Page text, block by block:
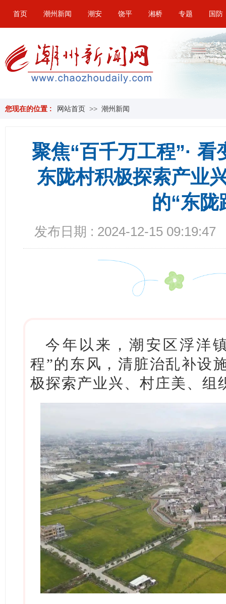
首页 潮州新闻 潮安 饶平 湘桥 专题 国防
您现在的位置 : 网站首页 >> 潮州新闻
聚焦“百千万工程”·
东陇村积极探索产业
的“东陇
发布日期 : 2024-12-15 09:19:47
今年以来，潮安区浮洋
程”的东风，清脏治乱补设
极探索产业兴、村庄美、组